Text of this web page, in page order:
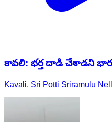
కావలి: భర్త దాడి చేశాడని
Kavali, Sri Potti Sriramulu